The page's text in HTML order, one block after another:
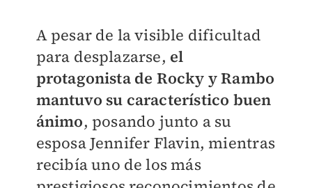
A pesar de la visible dificultad
para desplazarse, el
protagonista de Rocky y Rambo
mantuvo su característico buen
ánimo, posando junto a su
esposa Jennifer Flavin, mientras
recibía uno de los más